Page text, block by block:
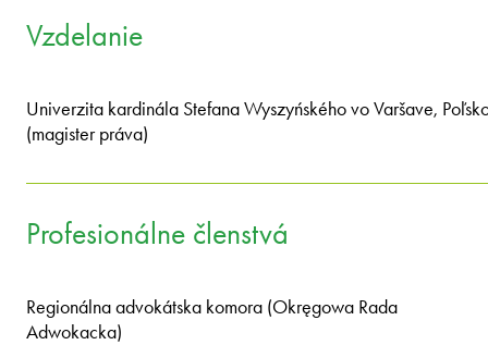
Vzdelanie
Univerzita kardinála Stefana Wyszyńského vo Varšave,
(magister práva)
Profesionálne členstvá
Regionálna advokátska komora (Okręgowa Rada
Adwokacka)